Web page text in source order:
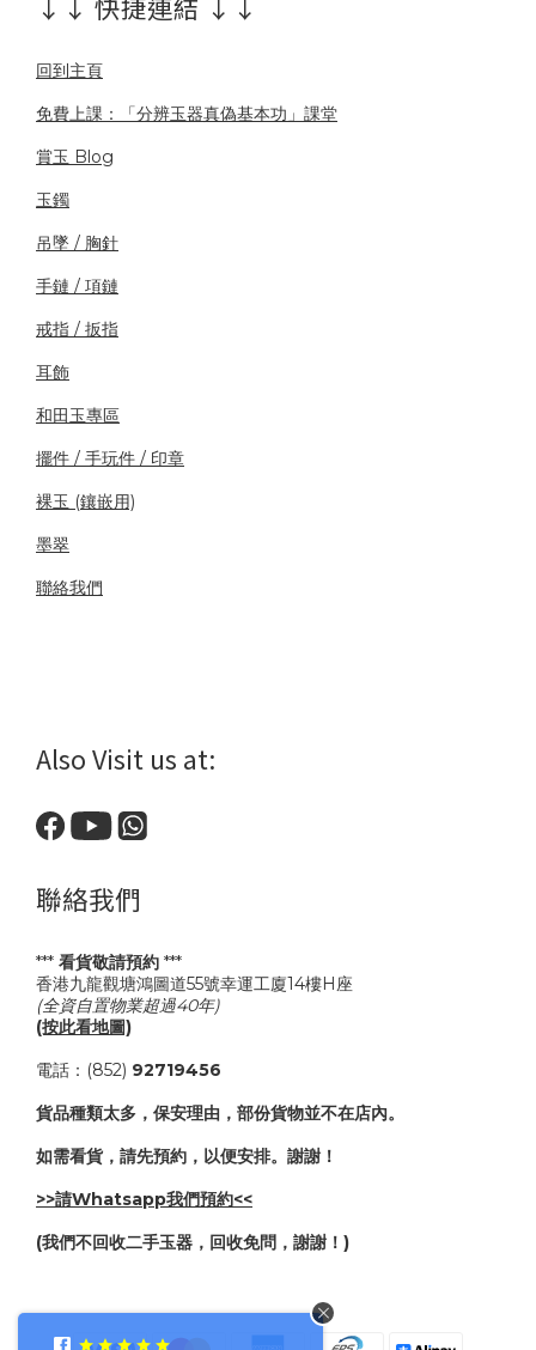
回到主頁
免費上課：「分辨玉器真偽基本功」課堂
賞玉 Blog
玉鐲
吊墜 / 胸針
手鏈 / 項鏈
戒指 / 扳指
耳飾
和田玉專區
擺件 / 手玩件 / 印章
裸玉 (鑲嵌用)
墨翠
聯絡我們
Also Visit us at:
聯絡我們
*** 看貨敬請預約 ***
香港九龍觀塘鴻圖道55號幸運工廈14樓H座
(全資自置物業超過40年)
(按此看地圖)
電話：(852) 92719456
貨品種類太多，保安理由，部份貨物並不在店內。
如需看貨，請先預約，以便安排。謝謝！
>>請Whatsapp我們預約<<
(我們不回收二手玉器，回收免問，謝謝！)